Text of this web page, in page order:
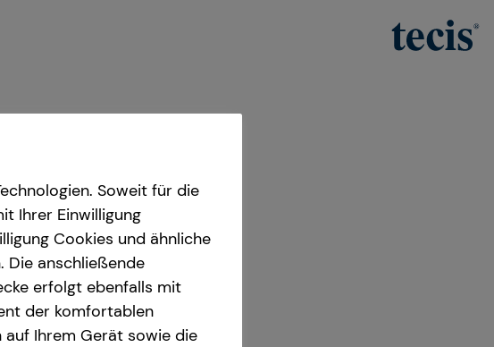
AG
Soweit für die
Ihrer Einwilligung
Cookies und ähnliche
Die anschließende
erfolgt ebenfalls mit
der komfortablen
auf Ihrem Gerät sowie die